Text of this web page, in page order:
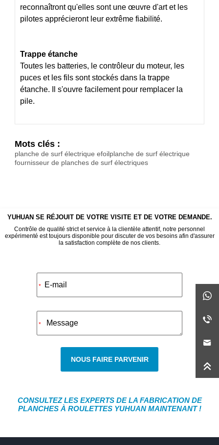
reconnaîtront qu'elles sont une œuvre d'art et les
pilotes apprécieront leur extrême fiabilité.
Trappe étanche
Toutes les batteries, le contrôleur du moteur, les
puces et les fils sont stockés dans la trappe
étanche. Il s'ouvre facilement pour remplacer la
pile.
Mots clés :
planche de surf électrique efoilplanche de surf électrique
fournisseur de planches de surf électriques
YUHUAN SE RÉJOUIT DE VOTRE VISITE ET DE VOTRE DEMANDE.
Contrôle de qualité strict et service à la clientèle attentif, notre personnel
expérimenté est toujours disponible pour discuter de vos besoins afin d'assurer
la satisfaction complète de nos clients.
*
*
NOUS FAIRE PARVENIR
Alternative:
CONSULTEZ LES EXPERTS DE LA FABRICATION DE
PLANCHES À ROULETTES YUHUAN MAINTENANT !